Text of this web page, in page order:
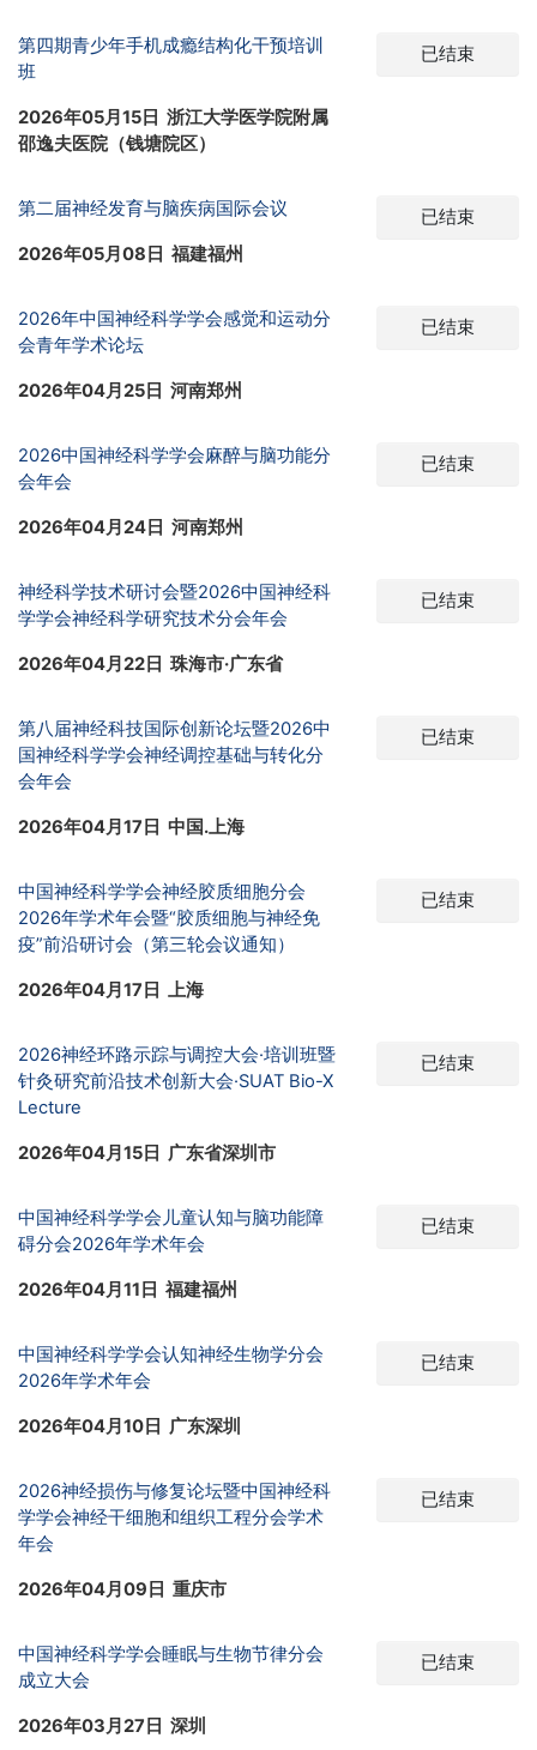
第四期青少年手机成瘾结构化干预培训
班
2026年05月15日 浙江大学医学院附属
邵逸夫医院（钱塘院区）
已结束
第二届神经发育与脑疾病国际会议
2026年05月08日 福建福州
已结束
2026年中国神经科学学会感觉和运动分
会青年学术论坛
2026年04月25日 河南郑州
已结束
2026中国神经科学学会麻醉与脑功能分
会年会
2026年04月24日 河南郑州
已结束
神经科学技术研讨会暨2026中国神经科
学学会神经科学研究技术分会年会
2026年04月22日 珠海市·广东省
已结束
第八届神经科技国际创新论坛暨2026中
国神经科学学会神经调控基础与转化分
会年会
2026年04月17日 中国.上海
已结束
中国神经科学学会神经胶质细胞分会
2026年学术年会暨“胶质细胞与神经免
疫”前沿研讨会（第三轮会议通知）
2026年04月17日 上海
已结束
2026神经环路示踪与调控大会·培训班暨
针灸研究前沿技术创新大会·SUAT Bio-X
Lecture
2026年04月15日 广东省深圳市
已结束
中国神经科学学会儿童认知与脑功能障
碍分会2026年学术年会
2026年04月11日 福建福州
已结束
中国神经科学学会认知神经生物学分会
2026年学术年会
2026年04月10日 广东深圳
已结束
2026神经损伤与修复论坛暨中国神经科
学学会神经干细胞和组织工程分会学术
年会
2026年04月09日 重庆市
已结束
中国神经科学学会睡眠与生物节律分会
成立大会
2026年03月27日 深圳
已结束